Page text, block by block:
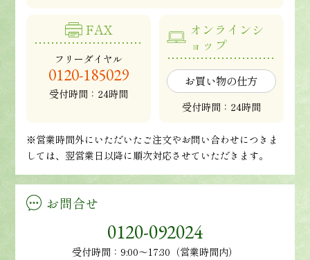
FAX
フリーダイヤル
0120-185029
受付時間：24時間
オンラインシ
ョップ
お買い物の仕方
受付時間：24時間
※営業時間外にいただいたご注文やお問い合わせにつきま
しては、翌営業日以降に順次対応させていただきます。
お問合せ
0120-092024
受付時間：9:00～17:30（営業時間内）